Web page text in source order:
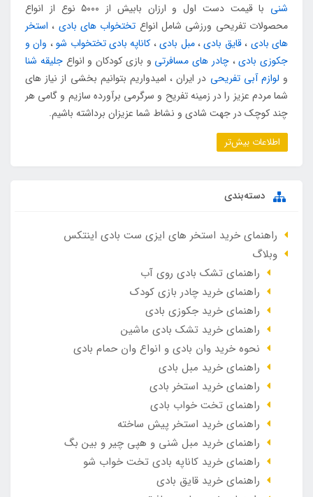
شنی
با قیمت دست اول و ارزان بابیش از ۵۰۰۰ نوع از انواع
محصولات تفریحی ورزشی شامل انواع تختخواب های بادی ، استخر
های بادی ،قایق بادی،مبل بادی، کاناپه بادی تختخواب شو، وان و
جکوزی بادی،چادر های مسافرتی و بازی کودکان و انواعجلیقه شنا
و لوازم آبی تفریحی در ایران ، امیدواریم بتوانیم بخشی از نیاز های
شما مردم عزیز را در زمینه تفریح و سرگرمی برآورده سازیم و گامی هر
چند کوچک در جهت شادی و نشاط شما عزیزان برداشته باشیم.
اطلاعات بیش‌تر
دسته‌بندی
راهنمای خرید استخر های ایزی ست بادی اینتکس
وبلاگ
راهنمای تشک بادی روی آب
راهنمای خرید چادر بازی کودک
راهنمای خرید جکوزی بادی
راهنمای خرید تشک بادی ماشین
نحوه خرید وان بادی و انواع وان حمام بادی
راهنمای خرید مبل بادی
راهنمای خرید استخر بادی
راهنمای تخت خواب بادی
راهنمای خرید استخر پیش ساخته
راهنمای خرید مبل شنی و هپی چیر و بین بگ
راهنمای خرید کاناپه بادی تخت خواب شو
راهنمای خرید قایق بادی